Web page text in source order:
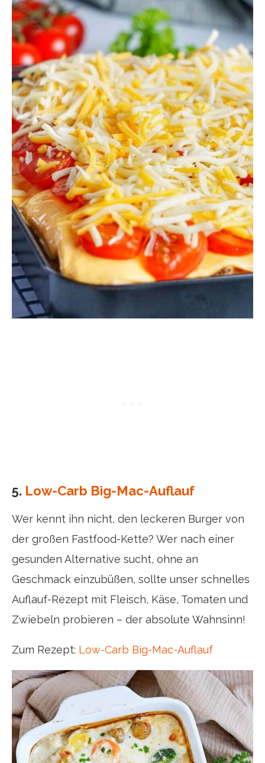
5. Low-Carb Big-Mac-Auflauf
Wer kennt ihn nicht, den leckeren Burger von
der großen Fastfood-Kette? Wer nach einer
gesunden Alternative sucht, ohne an
Geschmack einzubüßen, sollte unser schnelles
Auflauf-Rezept mit Fleisch, Käse, Tomaten und
Zwiebeln probieren – der absolute Wahnsinn!
Zum Rezept: Low-Carb Big-Mac-Auflauf